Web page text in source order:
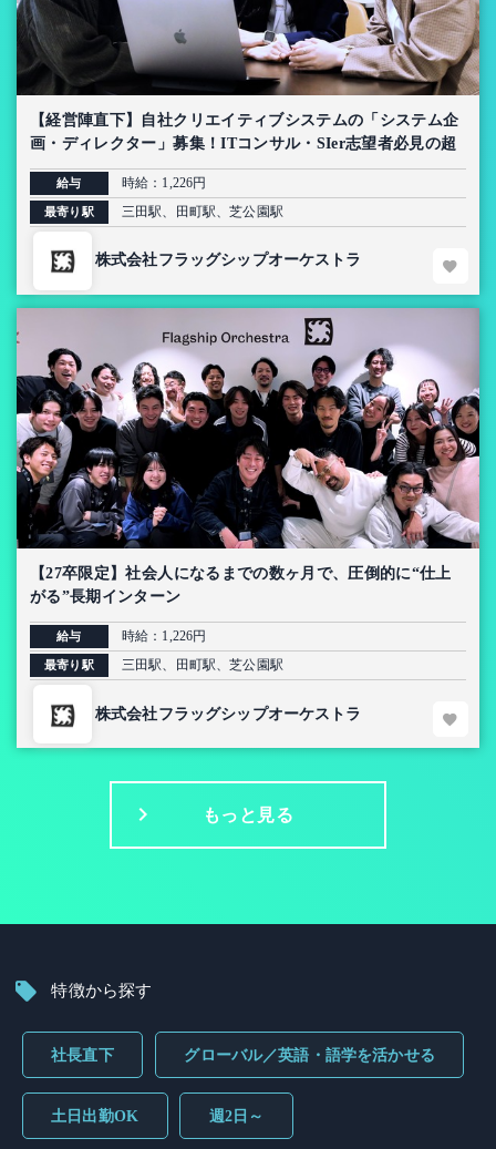
【経営陣直下】自社クリエイティブシステムの「システム企
画・ディレクター」募集！ITコンサル・SIer志望者必見の超
上流インターン【AI導入プロジェクト】
給与 時給：1,226円
最寄り駅 三田駅、田町駅、芝公園駅
株式会社フラッグシップオーケストラ
【27卒限定】社会人になるまでの数ヶ月で、圧倒的に“仕上
がる”長期インターン
給与 時給：1,226円
最寄り駅 三田駅、田町駅、芝公園駅
株式会社フラッグシップオーケストラ
もっと見る
特徴から探す
社長直下 グローバル／英語・語学を活かせる
土日出勤OK 週2日～